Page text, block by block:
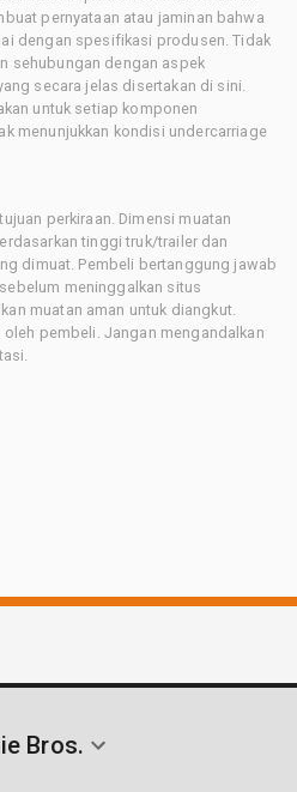
pernyataan atau jaminan bahwa
dengan spesifikasi produsen. Tidak
sehubungan dengan aspek
secara jelas disertakan di sini.
untuk setiap komponen
menunjukkan kondisi undercarriage
perkiraan. Dimensi muatan
tinggi truk/trailer dan
dimuat. Pembeli bertanggung jawab
meninggalkan situs
muatan aman untuk diangkut.
pembeli. Jangan mengandalkan
Bros.